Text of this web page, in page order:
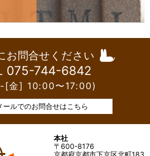
お問合せください
075-744-6842
[金] 10:00〜17:00)
ールでのお問合せはこちら
本社
〒600-8176
京都府京都市下京区北町183